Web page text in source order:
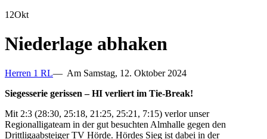
12Okt
Niederlage abhaken
Herren 1 RL— Am Samstag, 12. Oktober 2024
Siegesserie gerissen – HI verliert im Tie-Break!
Mit 2:3 (28:30, 25:18, 21:25, 25:21, 7:15) verlor unser
Regionalligateam in der gut besuchten Almhalle gegen den
Drittligaabsteiger TV Hörde. Hördes Sieg ist dabei in der